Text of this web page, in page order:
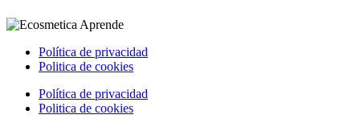
Política de privacidad
Politica de cookies
Política de privacidad
Politica de cookies